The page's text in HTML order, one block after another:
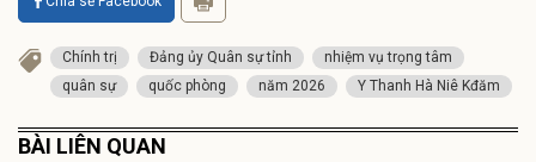
Chính trị Đảng ủy Quân sự tỉnh
nhiệm vụ trọng tâm
quân sự
quốc phòng năm 2026 Y Thanh Hà Niê Kđăm
BÀI LIÊN QUAN